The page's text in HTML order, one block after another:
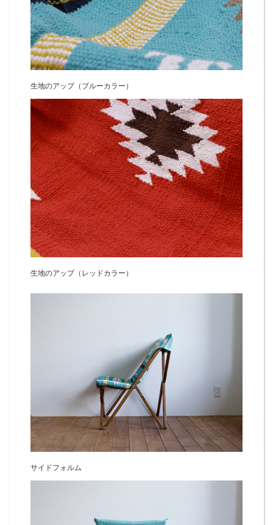
生地のアップ（ブルーカラー）
生地のアップ（レッドカラー）
サイドフォルム